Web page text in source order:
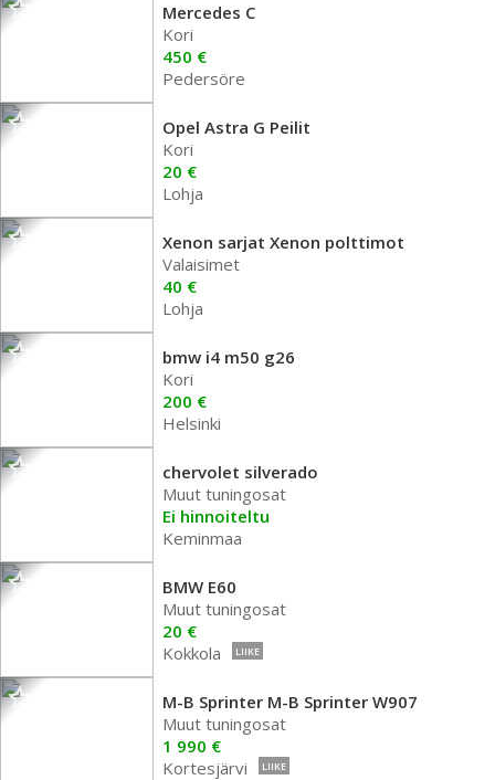
Mercedes C
Kori
450 €
Pedersöre
Opel Astra G Peilit
Kori
20 €
Lohja
Xenon sarjat Xenon polttimot
Valaisimet
40 €
Lohja
bmw i4 m50 g26
Kori
200 €
Helsinki
chervolet silverado
Muut tuningosat
Ei hinnoiteltu
Keminmaa
BMW E60
Muut tuningosat
20 €
Kokkola
LIIKE
M-B Sprinter M-B Sprinter W907
Muut tuningosat
1 990 €
Kortesjärvi
LIIKE